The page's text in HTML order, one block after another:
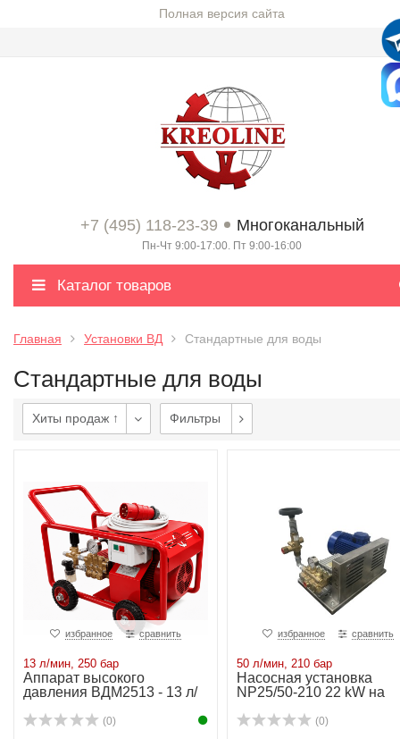
Полная версия сайта
+7 (495) 118-23-39 Многоканальный
Пн-Чт 9:00-17:00. Пт 9:00-16:00
Каталог товаров
Главная Установки ВД Стандартные для воды
Стандартные для воды
Хиты продаж ↑ Фильтры
избранное сравнить
13 л/мин, 250 бар
Аппарат высокого
давления ВДМ2513 - 13 л/
(0)
избранное сравнить
50 л/мин, 210 бар
Насосная установка
NP25/50-210 22 kW на
(0)